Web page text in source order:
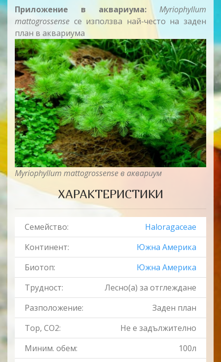
Приложение в аквариума:
Myriophyllum
mattogrossense се използва най-често на заден
план в аквариума
Myriophyllum mattogrossense в аквариум
ХАРАКТЕРИСТИКИ
Семейство:
Haloragaceae
Континент:
Южна Америка
Биотоп:
Южна Америка
Трудност:
Лесно(a) за отглеждане
Разположение:
Заден план
Тор, CO2:
Не е задължително
Миним. обем:
100л